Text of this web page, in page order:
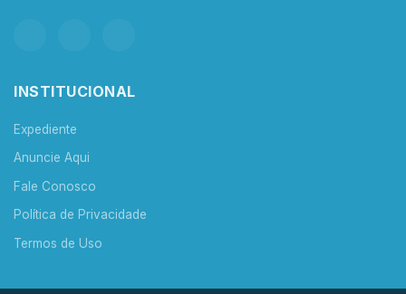
INSTITUCIONAL
Expediente
Anuncie Aqui
Fale Conosco
Política de Privacidade
Termos de Uso